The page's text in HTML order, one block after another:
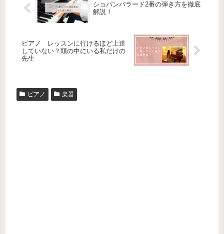
ショパンバラード2番の弾き方を徹底
解説！
ピアノ レッスンに行けるほど上達
していない？頭の中にいる私だけの
先生
ピアノ 楽器